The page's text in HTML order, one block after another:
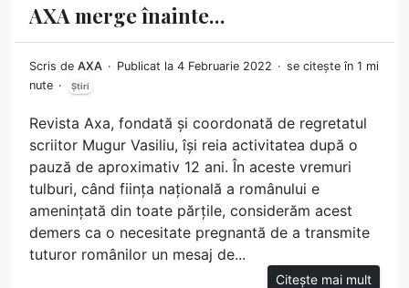
AXA merge înainte…
Scris de AXA Publicat la 4 Februarie 2022
se citește în 1 mi
nute
Știri
Revista Axa, fondată și coordonată de regretatul
scriitor Mugur Vasiliu, își reia activitatea după o
pauză de aproximativ 12 ani. În aceste vremuri
tulburi, când ființa națională a românului e
amenințată din toate părțile, considerăm acest
demers ca o necesitate pregnantă de a transmite
tuturor românilor un mesaj de...
Citește mai mult